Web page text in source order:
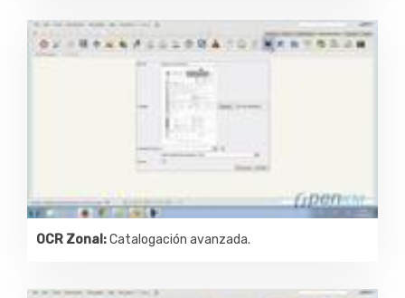
OCR Zonal:Catalogación avanzada.